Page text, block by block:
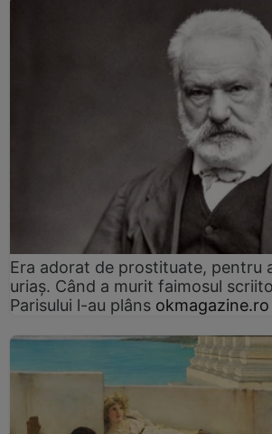
Era adorat de prostituate, pentru
uriaș. Când a murit faimosul
Parisului l-au plâns okmagazine.ro